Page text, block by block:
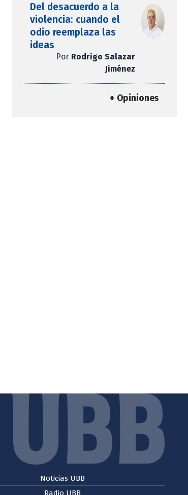
Del desacuerdo a la
violencia: cuando el
odio reemplaza las
ideas
Por Rodrigo Salazar
Jiménez
+ Opiniones
Noticias UBB
Radio UBB